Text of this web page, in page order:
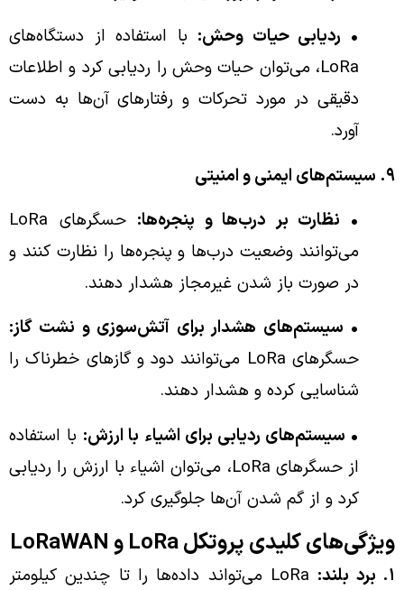
• ردیابی حیات وحش: با استفاده از دستگاه‌های
LoRa، می‌توان حیات وحش را ردیابی کرد و اطلاعات
دقیقی در مورد تحرکات و رفتارهای آن‌ها به دست
آورد.
۹. سیستم‌های ایمنی و امنیتی
• نظارت بر درب‌ها و پنجره‌ها:
حسگرهای LoRa
می‌توانند وضعیت درب‌ها و پنجره‌ها را نظارت کنند و
در صورت باز شدن غیرمجاز هشدار دهند.
• سیستم‌های هشدار برای آتش‌سوزی و نشت گاز:
حسگرهای LoRa می‌توانند دود و گازهای خطرناک را
شناسایی کرده و هشدار دهند.
• سیستم‌های ردیابی برای اشیاء با ارزش: با استفاده
از حسگرهای LoRa، می‌توان اشیاء با ارزش را ردیابی
کرد و از گم شدن آن‌ها جلوگیری کرد.
ویژگی‌های کلیدی پروتکل LoRa و LoRaWAN
۱. برد بلند:
LoRa می‌تواند داده‌ها را تا چندین کیلومتر